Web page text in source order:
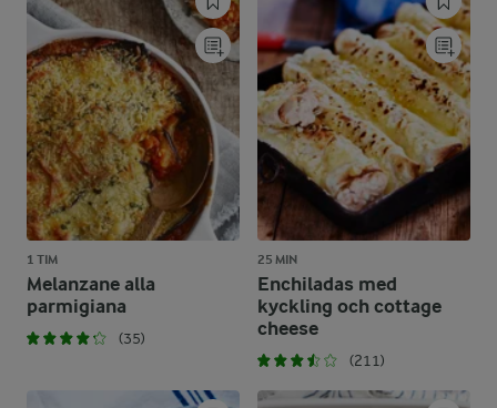
1 TIM
Melanzane alla
parmigiana
(35)
25 MIN
Enchiladas med
kyckling och cottage
cheese
(211)